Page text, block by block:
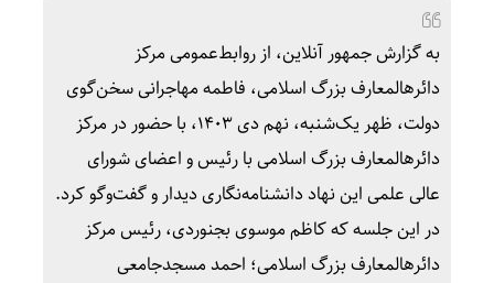
به گزارش جمهور آنلاین، از روابط‌عمومی مرکز
دائرهالمعارف بزرگ اسلامی، فاطمه مهاجرانی سخن‌گوی
دولت، ظهر یک‌شنبه، نهم دی ۱۴۰۳، با حضور در مرکز
دائرهالمعارف بزرگ اسلامی با رئیس و اعضای شورای
عالی علمی این نهاد دانشنامه‌نگاری دیدار و گفت‌وگو کرد.
در این جلسه که کاظم موسوی بجنوردی، رئیس مرکز
دائرهالمعارف بزرگ اسلامی؛ احمد مسجدجامعی